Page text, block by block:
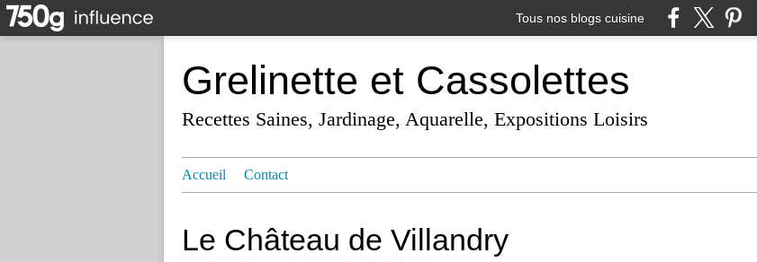
Tous nos blogs cuisine
Grelinette et Cassolettes
Recettes Saines, Jardinage, Aquarelle, Expositions Loisirs
Accueil Contact
Le Château de Villandry